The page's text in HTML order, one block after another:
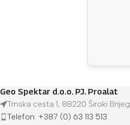
Geo Spektar d.o.o. PJ. Proalat
Trnska cesta 1, 88220 Široki Brijeg
Telefon: +387 (0) 63 113 513